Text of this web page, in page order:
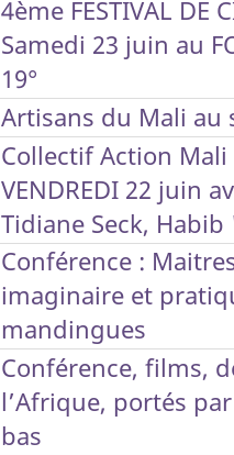
4ème FESTIVAL DE
Samedi 23 juin au
19°
Artisans du Mali au
Collectif Action
VENDREDI 22 juin
Tidiane Seck,
Conférence :
imaginaire et
mandingues
Conférence, films,
l’Afrique, portés
bas